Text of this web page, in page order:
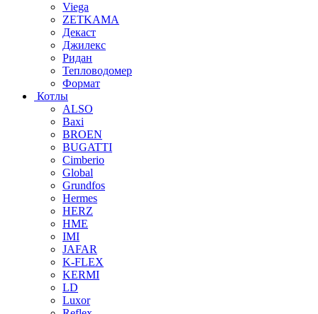
Viega
ZETKAMA
Декаст
Джилекс
Ридан
Тепловодомер
Формат
Котлы
ALSO
Baxi
BROEN
BUGATTI
Cimberio
Global
Grundfos
Hermes
HERZ
HME
IMI
JAFAR
K-FLEX
KERMI
LD
Luxor